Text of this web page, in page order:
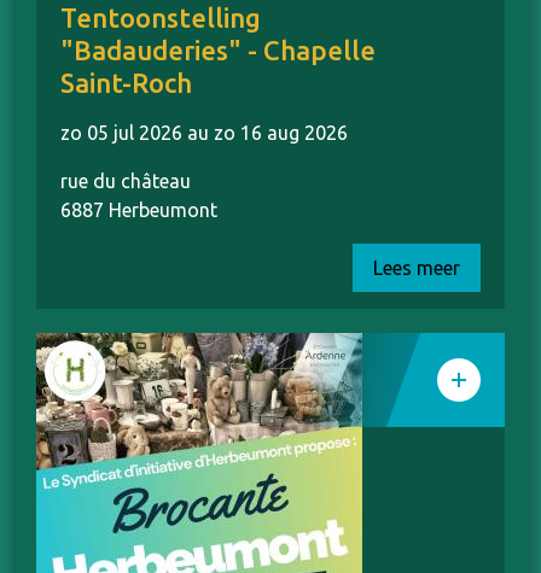
Tentoonstelling
"Badauderies" - Chapelle
Saint-Roch
zo 05 jul 2026 au zo 16 aug 2026
rue du château
6887 Herbeumont
Lees meer